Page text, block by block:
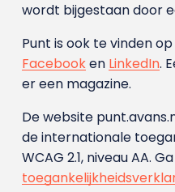
wordt bijgestaan door
Punt is ook te vinden
Facebooken LinkedIn.
er een magazine.
De website
de internationale
WCAG 2.1, niveau AA.